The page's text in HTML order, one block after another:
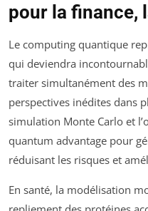
pour la finance,
Le computing quantique
qui deviendra
traiter simultanément des
perspectives inédites dans
simulation Monte Carlo et
quantum advantage pour
réduisant les risques et
En santé, la modélisation